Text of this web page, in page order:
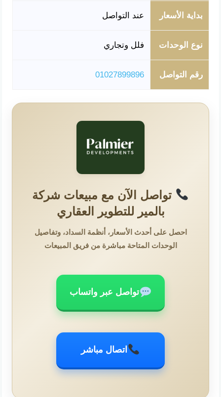
بداية الأسعار عند التواصل
نوع الوحدات فلل وتجاري
رقم التواصل 01027899896
تواصل الآن مع مبيعات شركة
بالمير للتطوير العقاري
احصل على أحدث الأسعار، أنظمة السداد، وتفاصيل
الوحدات المتاحة مباشرة من فريق المبيعات
تواصل عبر واتساب
اتصال مباشر